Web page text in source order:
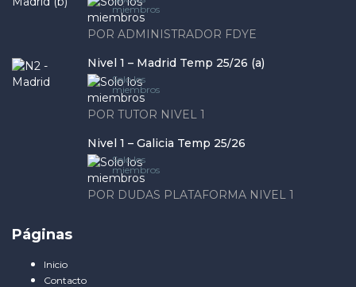
miembros
POR ADMINISTRADOR FDYE
Nivel 1 – Madrid Temp 25/26 (a)
Solo los
miembros
POR TUTOR NIVEL 1
Nivel 1 – Galicia Temp 25/26
Solo los
miembros
POR DUDAS PLATAFORMA NIVEL 1
Páginas
Inicio
Contacto